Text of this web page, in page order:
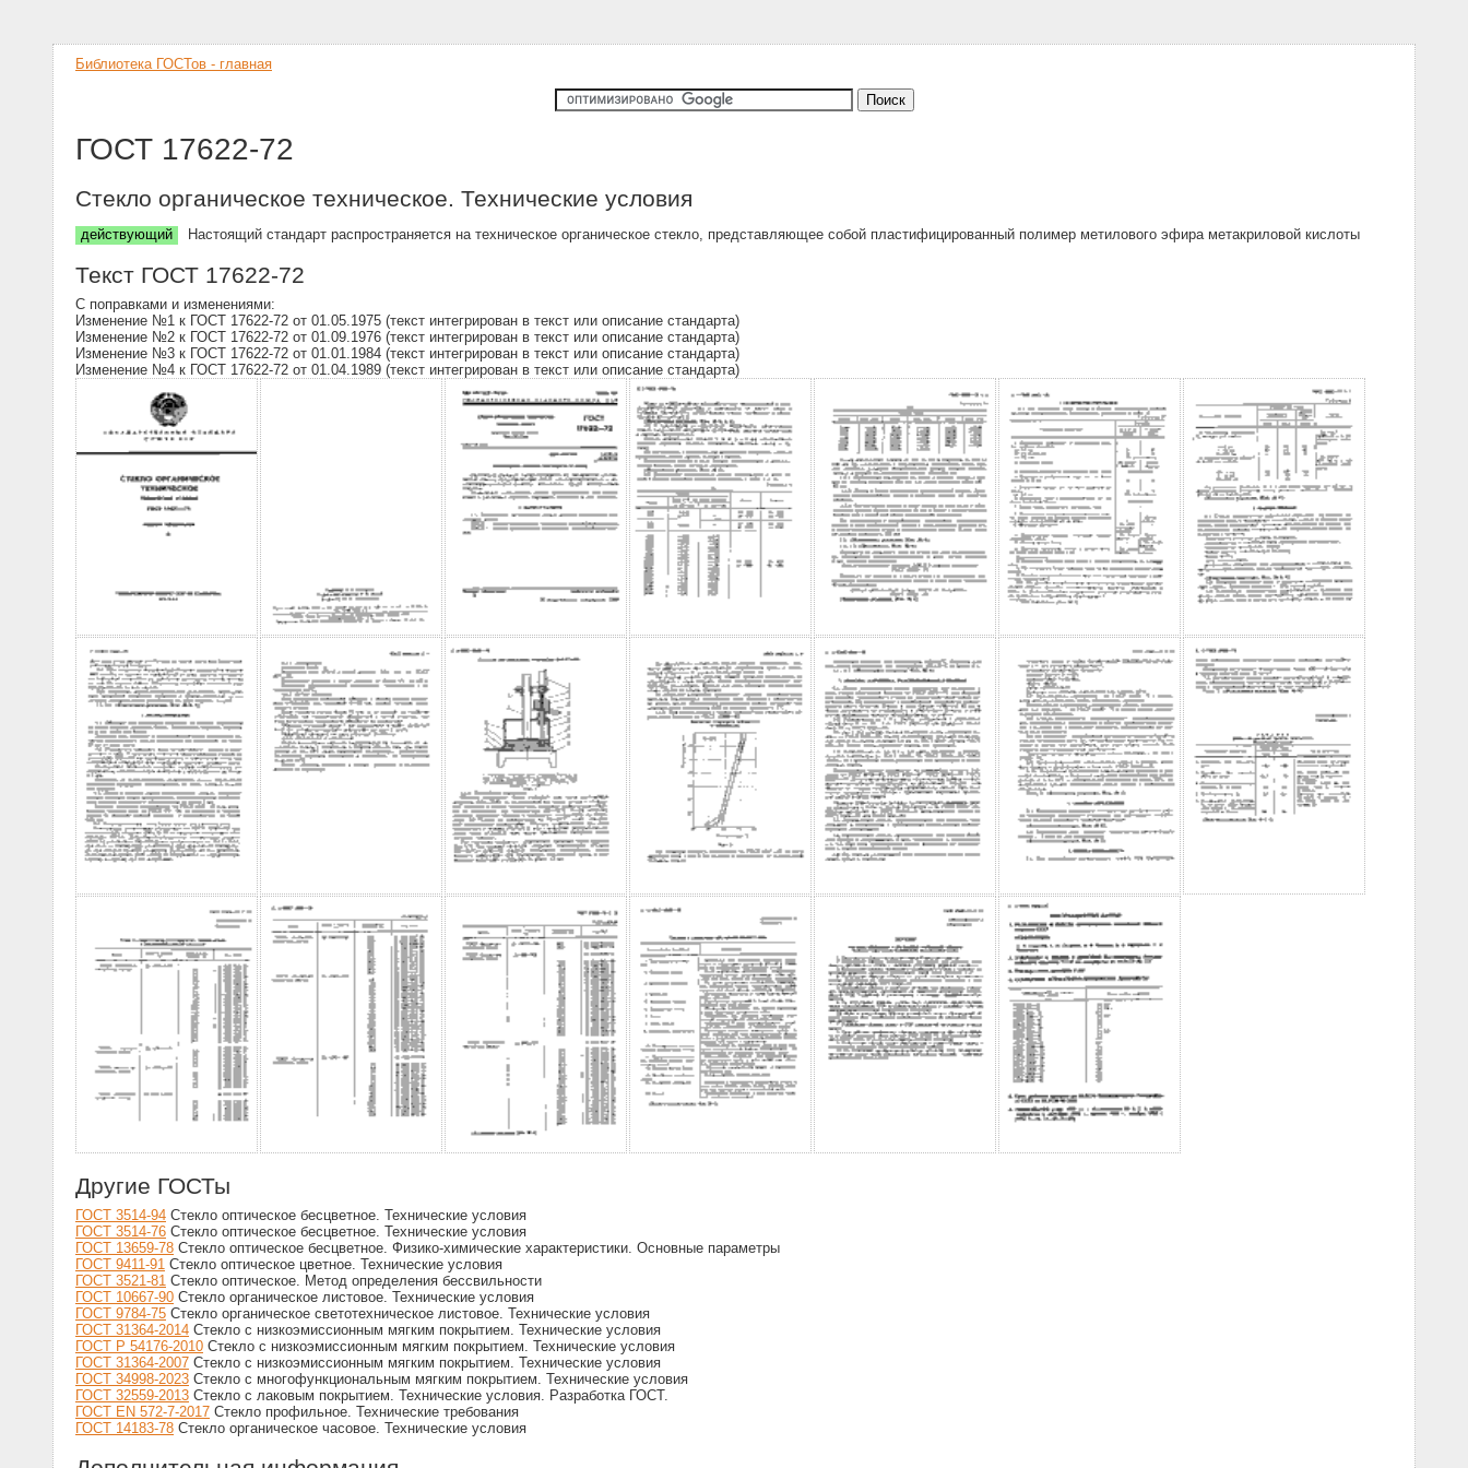
Библиотека ГОСТов - главная
ГОСТ 17622-72
Стекло органическое техническое. Технические условия
действующий Настоящий стандарт распространяется на техническое органическое стекло, представляющее собой пластифицированный полимер метилового эфира метакриловой кислоты
Текст ГОСТ 17622-72
С поправками и изменениями:
Изменение №1 к ГОСТ 17622-72 от 01.05.1975 (текст интегрирован в текст или описание стандарта)
Изменение №2 к ГОСТ 17622-72 от 01.09.1976 (текст интегрирован в текст или описание стандарта)
Изменение №3 к ГОСТ 17622-72 от 01.01.1984 (текст интегрирован в текст или описание стандарта)
Изменение №4 к ГОСТ 17622-72 от 01.04.1989 (текст интегрирован в текст или описание стандарта)
Другие ГОСТы
ГОСТ 3514-94 Стекло оптическое бесцветное. Технические условия
ГОСТ 3514-76 Стекло оптическое бесцветное. Технические условия
ГОСТ 13659-78 Стекло оптическое бесцветное. Физико-химические характеристики. Основные параметры
ГОСТ 9411-91 Стекло оптическое цветное. Технические условия
ГОСТ 3521-81 Стекло оптическое. Метод определения бессвильности
ГОСТ 10667-90 Стекло органическое листовое. Технические условия
ГОСТ 9784-75 Стекло органическое светотехническое листовое. Технические условия
ГОСТ 31364-2014 Стекло с низкоэмиссионным мягким покрытием. Технические условия
ГОСТ Р 54176-2010 Стекло с низкоэмиссионным мягким покрытием. Технические условия
ГОСТ 31364-2007 Стекло с низкоэмиссионным мягким покрытием. Технические условия
ГОСТ 34998-2023 Стекло с многофункциональным мягким покрытием. Технические условия
ГОСТ 32559-2013 Стекло с лаковым покрытием. Технические условия. Разработка ГОСТ.
ГОСТ EN 572-7-2017 Стекло профильное. Технические требования
ГОСТ 14183-78 Стекло органическое часовое. Технические условия